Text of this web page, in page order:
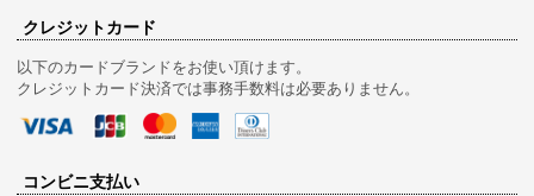
クレジットカード
以下のカードブランドをお使い頂けます。
クレジットカード決済では事務手数料は必要ありません。
コンビニ支払い